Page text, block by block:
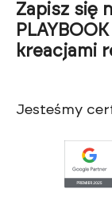
Zapisz się
kreacjami
Jesteśmy